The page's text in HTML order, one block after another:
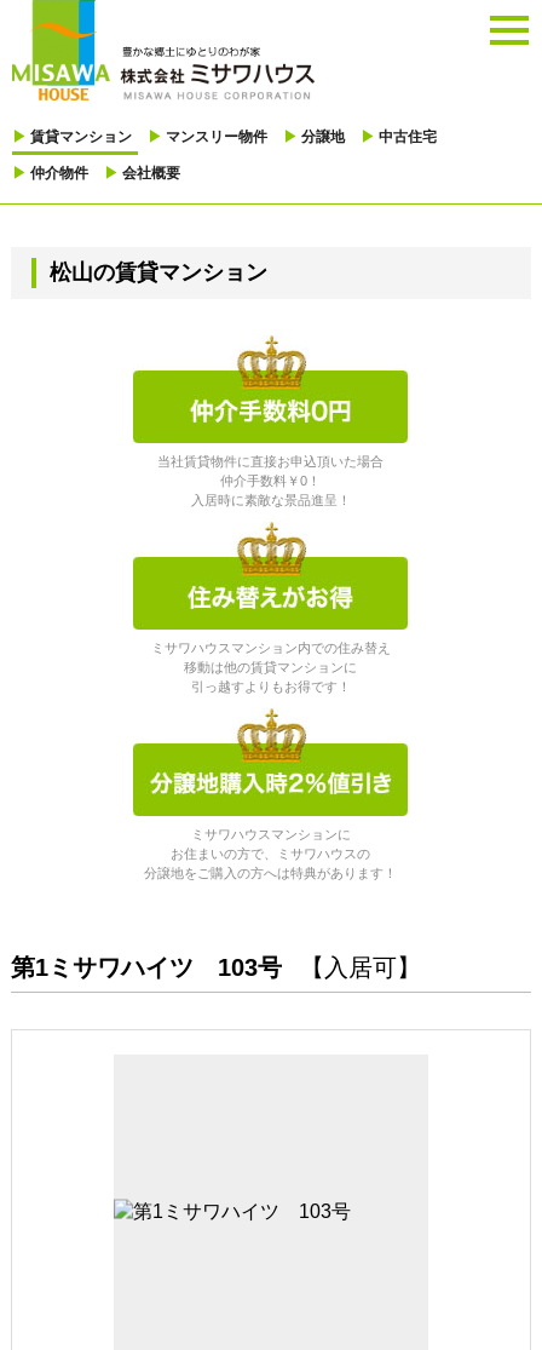
▶ 賃貸マンション ▶ マンスリー物件 ▶ 分譲地 ▶ 中古住宅
▶ 仲介物件 ▶ 会社概要
松山の賃貸マンション
当社賃貸物件に直接お申込頂いた場合
仲介手数料￥0！
入居時に素敵な景品進呈！
ミサワハウスマンション内での住み替え
移動は他の賃貸マンションに
引っ越すよりもお得です！
ミサワハウスマンションに
お住まいの方で、ミサワハウスの
分譲地をご購入の方へは特典があります！
第1ミサワハイツ 103号 【入居可】